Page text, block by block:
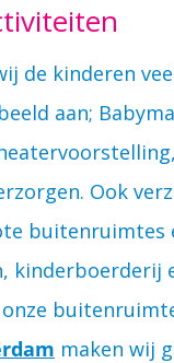
de kinderen
aan;
Ook
buitenruimtes
kinderboerderij
maken wij